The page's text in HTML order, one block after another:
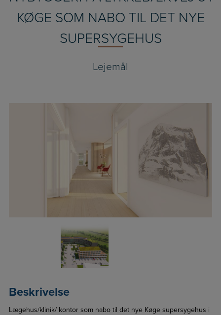
KØGE SOM NABO TIL DET NYE
SUPERSYGEHUS
Lejemål
Beskrivelse
Lægehus/klinik/ kontor som nabo til det nye Køge supersygehus i